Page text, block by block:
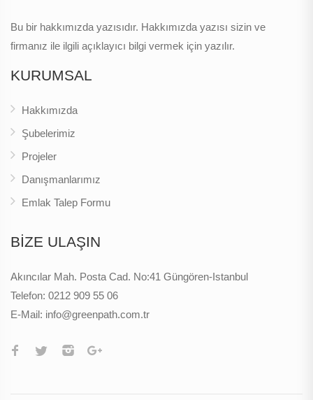
Bu bir hakkımızda yazısıdır. Hakkımızda yazısı sizin ve
firmanız ile ilgili açıklayıcı bilgi vermek için yazılır.
KURUMSAL
Hakkımızda
Şubelerimiz
Projeler
Danışmanlarımız
Emlak Talep Formu
BİZE ULAŞIN
Akıncılar Mah. Posta Cad. No:41 Güngören-Istanbul
Telefon: 0212 909 55 06
E-Mail: info@greenpath.com.tr